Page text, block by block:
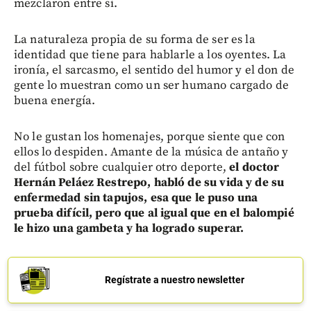
mezclaron entre sí.
La naturaleza propia de su forma de ser es la
identidad que tiene para hablarle a los oyentes. La
ironía, el sarcasmo, el sentido del humor y el don de
gente lo muestran como un ser humano cargado de
buena energía.
No le gustan los homenajes, porque siente que con
ellos lo despiden. Amante de la música de antaño y
del fútbol sobre cualquier otro deporte,el doctor
Hernán Peláez Restrepo, habló de su vida y de su
enfermedad sin tapujos, esa que le puso una
prueba difícil, pero que al igual que en el balompié
le hizo una gambeta y ha logrado superar.
Regístrate a nuestro newsletter